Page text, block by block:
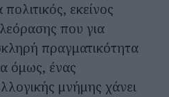
εκείνος
που για
πραγματικότητα
όμως, ένας
μνήμης χάνει